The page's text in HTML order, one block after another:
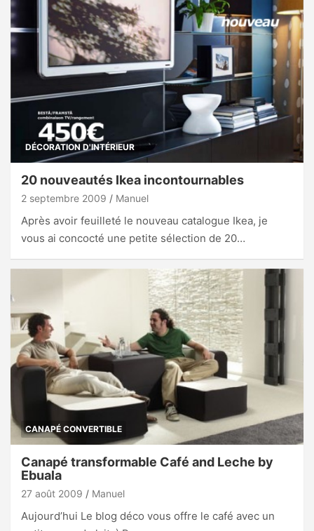
DÉCORATION D'INTÉRIEUR
20 nouveautés Ikea incontournables
2 septembre 2009 Manuel
Après avoir feuilleté le nouveau catalogue Ikea, je
vous ai concocté une petite sélection de 20…
CANAPÉ CONVERTIBLE
Canapé transformable Café and Leche by
Ebuala
27 août 2009 Manuel
Aujourd’hui Le blog déco vous offre le café avec un